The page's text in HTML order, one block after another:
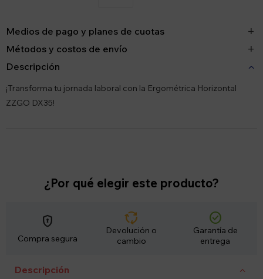
Medios de pago y planes de cuotas
Métodos y costos de envío
Descripción
¡Transforma tu jornada laboral con la Ergométrica Horizontal
ZZGO DX35!
¿Por qué elegir este producto?
encrypted
Compra segura
cycle
Devolución o
cambio
check_circle
Garantía de
entrega
Descripción